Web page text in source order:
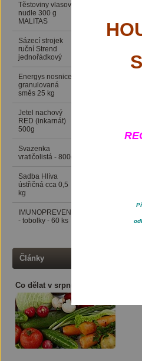
Těstoviny vlasové
nudle 300 g
MALITAS
Sázecí strojek
ruční Strend
jednořádkový
Energys nosnice
granulovaná
směs 25 kg
Jetel nachový
RED (inkarnát)
500g
Svazenka
vratičolistá - 800g
Sadba Hlíva
ústřičná cca 0,5
kg
IMUNOPREVENCE
- tobolky - 60 ks
Články
Co dělat v srpnu ?